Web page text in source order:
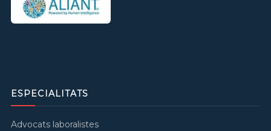
ESPECIALITATS
Advocats laboralistes